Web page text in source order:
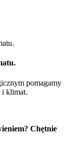
pomagamy
i klimat.
Chętnie